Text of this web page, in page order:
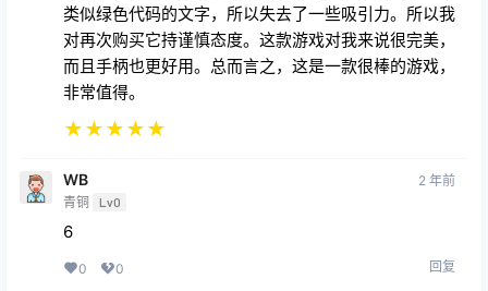
类似绿色代码的文字，所以失去了一些吸引力。所以我
对再次购买它持谨慎态度。这款游戏对我来说很完美，
而且手柄也更好用。总而言之，这是一款很棒的游戏，
非常值得。
★★★★★
WB
青铜 Lv0
2 年前
6
0 0 回复